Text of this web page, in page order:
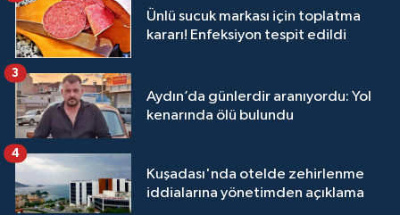
Ünlü sucuk markası için toplatma
kararı! Enfeksiyon tespit edildi
Aydın’da günlerdir aranıyordu: Yol
kenarında ölü bulundu
3
Kuşadası'nda otelde zehirlenme
iddialarına yönetimden açıklama
4